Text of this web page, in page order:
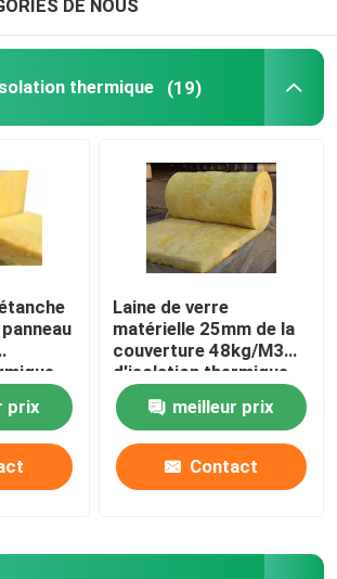
d'aluminium
de fibre de verre de formaldéhyde
sentie
de magnésium
DE NOUS
thermique (19)
prix
Laine de verre
matérielle 25mm de la
couverture 48kg/M3
d'isolation thermique
de petit pain de laine de
fibre de verre 50mm
meilleur prix
Contact